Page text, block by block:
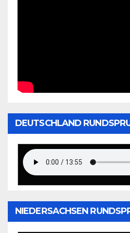
DEUTSCHLAND
NIEDERSACHSEN